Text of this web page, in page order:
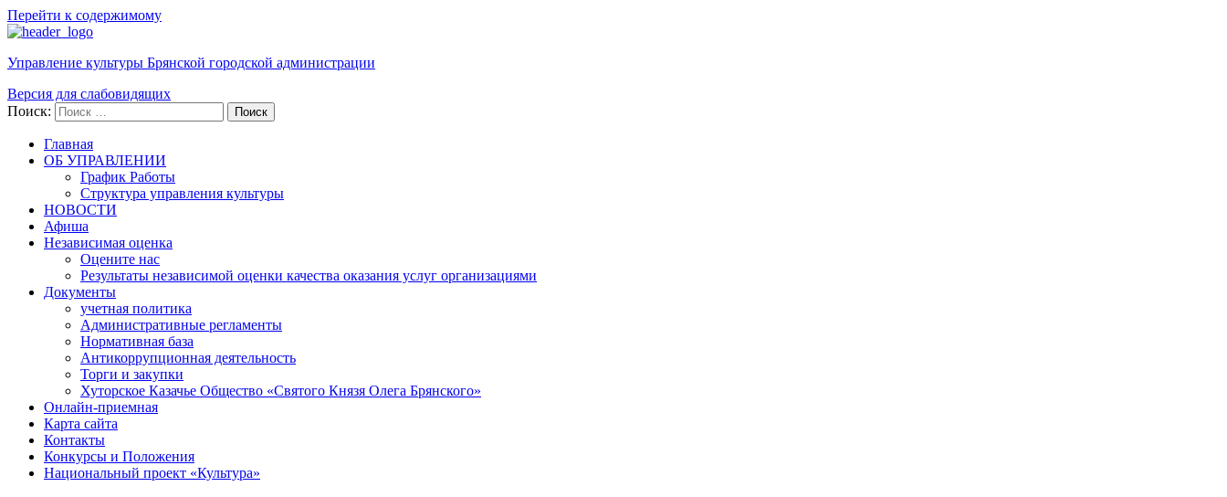
Перейти к содержимому
Управление культуры Брянской городской администрации
Версия для слабовидящих
Поиск:
Поиск
Главная
ОБ УПРАВЛЕНИИ
График Работы
Структура управления культуры
НОВОСТИ
Афиша
Независимая оценка
Оцените нас
Результаты независимой оценки качества оказания услуг организациями
Документы
учетная политика
Административные регламенты
Нормативная база
Антикоррупционная деятельность
Торги и закупки
Хуторское Казачье Общество «Святого Князя Олега Брянского»
Онлайн-приемная
Карта сайта
Контакты
Конкурсы и Положения
Национальный проект «Культура»